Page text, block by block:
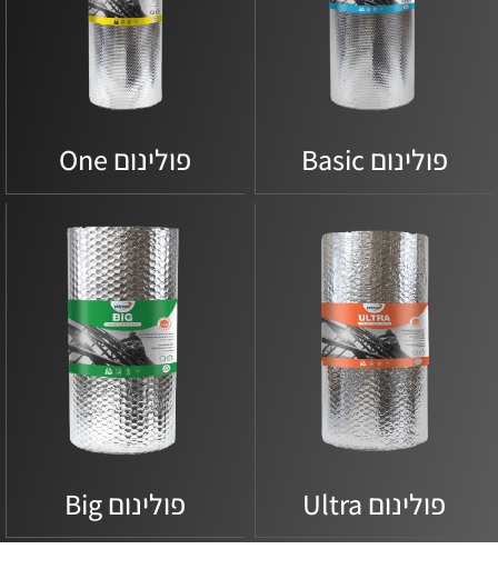
פולינום Basic פולינום One
פולינום Ultra פולינום Big